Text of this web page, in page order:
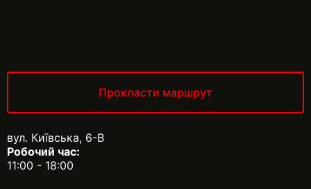
Прокласти маршрут
вул. Київська, 6-В
Робочий час:
11:00 - 18:00